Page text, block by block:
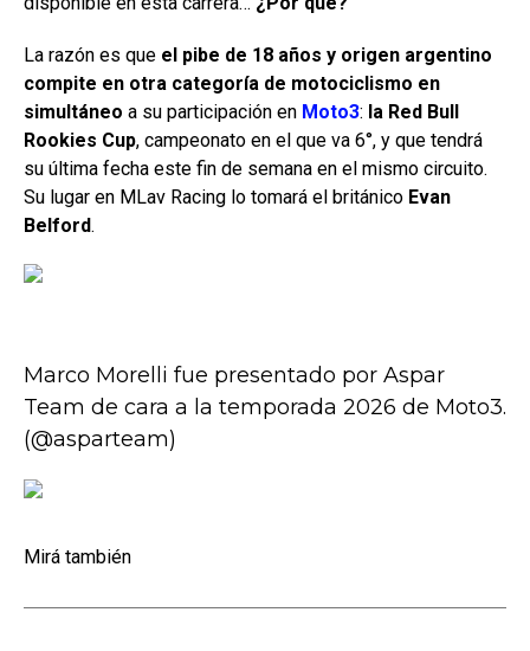
La razón es que el pibe de 18 años y origen argentino
compite en otra categoría de motociclismo en
simultáneo a su participación en Moto3: la Red Bull
Rookies Cup, campeonato en el que va 6°, y que tendrá
su última fecha este fin de semana en el mismo circuito.
Su lugar en MLav Racing lo tomará el británico Evan
Belford.
Marco Morelli fue presentado por Aspar
Team de cara a la temporada 2026 de Moto3.
(@asparteam)
Mirá también